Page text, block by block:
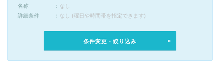
名称
なし
詳細条件
なし (曜日や時間帯を指定できます)
条件変更・絞り込み